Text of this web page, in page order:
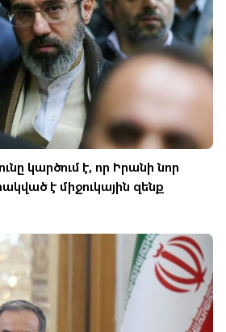
կարծում է, որ Իրանի նոր
է միջուկային զենք